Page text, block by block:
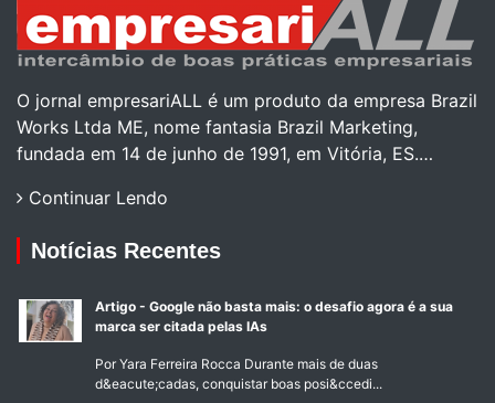
O jornal empresariALL é um produto da empresa Brazil
Works Ltda ME, nome fantasia Brazil Marketing,
fundada em 14 de junho de 1991, em Vitória, ES.…
Continuar Lendo
Notícias Recentes
Artigo - Google não basta mais: o desafio agora é a sua
marca ser citada pelas IAs
Por Yara Ferreira Rocca Durante mais de duas
d&eacute;cadas, conquistar boas posi&ccedi...